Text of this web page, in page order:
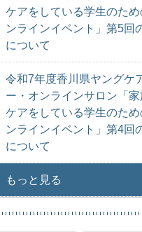
ケアをしている学生のため
ンラインイベント」第5回
について
令和7年度香川県ヤングケ
ー・オンラインサロン「
ケアをしている学生のため
ンラインイベント」第4回
について
もっと見る